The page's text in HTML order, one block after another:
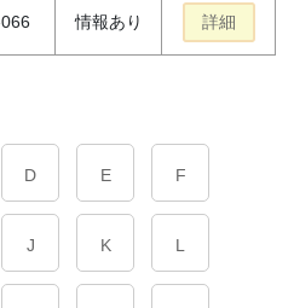
情報あり 詳細
D E F
J K L